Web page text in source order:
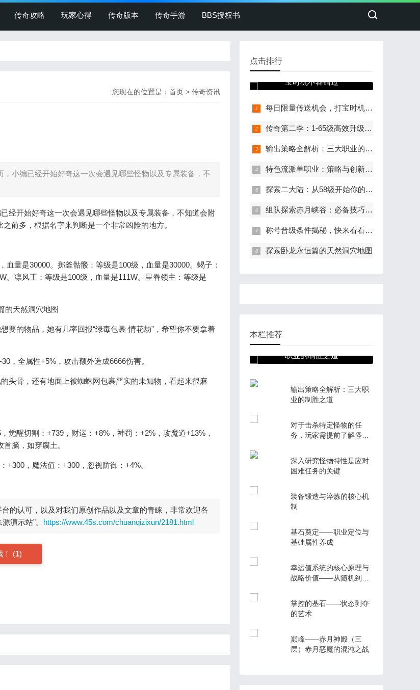
传奇攻略 玩家心得 传奇版本 传奇手游 BBS授权书
您现在的位置是： 首页 > 传奇资讯
小编已经开始好奇这一次会遇见哪些怪物以及专属装备，不
开始好奇这一次会遇见哪些怪物以及专属装备，不知道会附
前多，根据名字来判断是一个非常凶险的地方。
量是30000。掷釜骷髅：等级是100级，血量是30000。蝎子：
。凛风王：等级是100级，血量是111W。星眷领主：等级是
的物品，她有几率回报“绿毒包囊·情花劫”，希望你不要拿着
全属性+5%，攻击额外造成6666伤害。
骨，还有地面上被蜘蛛网包裹严实的未知物，看起来很麻
醒切割：+739，财运：+8%，神罚：+2%，攻魔道+13%，
脑，如穿腐土。
，魔法值：+300，忽视防御：+4%。
的认可，以及对我们原创作品以及文章的青睐，非常欢迎各
演示站”。 https://www.45s.com/chuanqizixun/2181.html
(1)
点击排行
每日限量传送机会，打
宝时机不容错过
每日限量传送机会，打宝时机不容错过
传奇第二季：1-65级高效升级路线与地图规划
输出策略全解析：三大职业的制胜之道
特色流派单职业：策略与创新的全新体验
探索二大陆：从58级开始你的冒险
组队探索赤月峡谷：必备技巧与准备
称号晋级条件揭秘，快来看看你能拿到多少！
探索卧龙永恒篇的天然洞穴地图
本栏推荐
输出策略全解析：三大
职业的制胜之道
输出策略全解析：三大职
业的制胜之道
对于击杀特定怪物的任
务，玩家需提前了解怪物
深入研究怪物特性是应对
困难任务的关键
装备锻造与淬炼的核心机
制
基石奠定——职业定位与
基础属性养成
幸运值系统的核心原理与
战略价值——从随机到必
掌控的基石——状态剥夺
的艺术
巅峰——赤月神殿（三
层）赤月恶魔的混沌之战